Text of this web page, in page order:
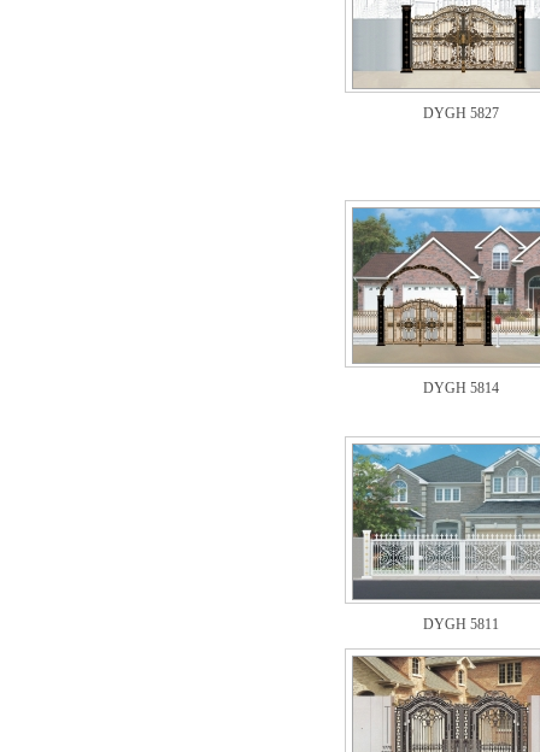
DYGH 5827
DYGH 5814
DYGH 5811